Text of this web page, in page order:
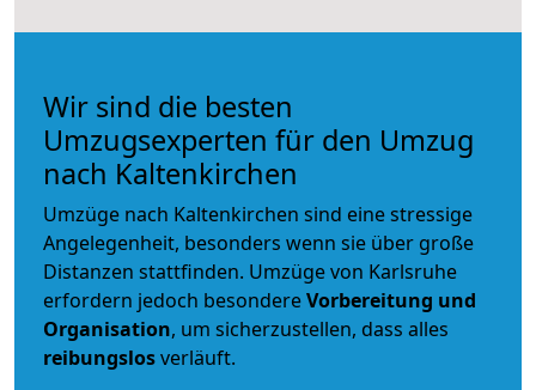
Wir sind die besten
Umzugsexperten für den Umzug
nach Kaltenkirchen
Umzüge nach Kaltenkirchen sind eine stressige
Angelegenheit, besonders wenn sie über große
Distanzen stattfinden. Umzüge von Karlsruhe
erfordern jedoch besondereVorbereitung und
Organisation, um sicherzustellen, dass alles
reibungslosverläuft.